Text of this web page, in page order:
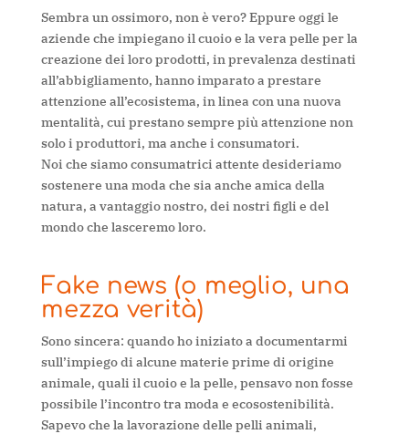
Sembra un ossimoro, non è vero? Eppure oggi le
aziende che impiegano il cuoio e la vera pelle per la
creazione dei loro prodotti, in prevalenza destinati
all’abbigliamento, hanno imparato a prestare
attenzione all’ecosistema, in linea con una nuova
mentalità, cui prestano sempre più attenzione non
solo i produttori, ma anche i consumatori.
Noi che siamo consumatrici attente desideriamo
sostenere una moda che sia anche amica della
natura, a vantaggio nostro, dei nostri figli e del
mondo che lasceremo loro.
Fake news (o meglio, una
mezza verità)
Sono sincera: quando ho iniziato a documentarmi
sull’impiego di alcune materie prime di origine
animale, quali il cuoio e la pelle, pensavo non fosse
possibile l’incontro tra moda e ecosostenibilità.
Sapevo che la lavorazione delle pelli animali,